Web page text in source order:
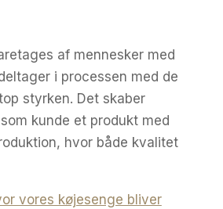
af mennesker med
i processen med de
styrken. Det skaber
kunde et produkt med
hvor både kvalitet
vores køjesenge bliver